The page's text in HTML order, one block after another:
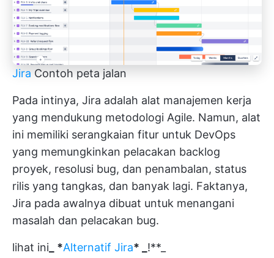
Jira Contoh peta jalan
Pada intinya, Jira adalah alat manajemen kerja
yang mendukung metodologi Agile. Namun, alat
ini memiliki serangkaian fitur untuk DevOps
yang memungkinkan pelacakan backlog
proyek, resolusi bug, dan penambalan, status
rilis yang tangkas, dan banyak lagi. Faktanya,
Jira pada awalnya dibuat untuk menangani
masalah dan pelacakan bug.
lihat ini _ *Alternatif Jira* _ !**_